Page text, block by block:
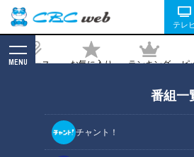
テレ
ニュース お気に入り ランキング ピ
MENU
番組一
チャント！
「評価不能γ ワクチンの
民間放送連盟賞中部・北